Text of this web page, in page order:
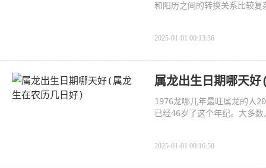
和阳历之间的转换关系比较
2025-01-01 00:13:36
属龙出生日期哪天
1976龙哪几年最旺属龙的人
已经46岁了这个年纪。大多
2025-01-01 00:16:50